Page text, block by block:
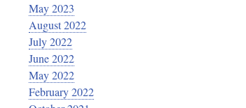
May 2023
August 2022
July 2022
June 2022
May 2022
February 2022